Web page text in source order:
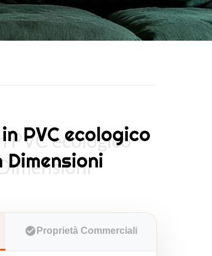
PVC ecologico
PVC ecologico
Proprietà Commerciali